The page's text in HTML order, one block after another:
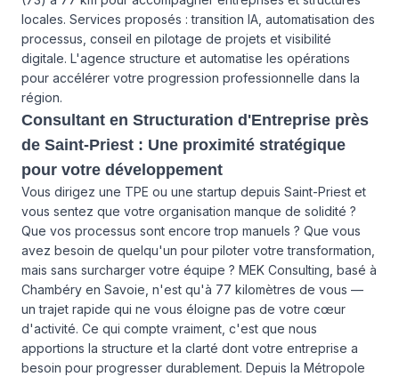
locales. Services proposés : transition IA, automatisation des
processus, conseil en pilotage de projets et visibilité
digitale. L'agence structure et automatise les opérations
pour accélérer votre progression professionnelle dans la
région.
Consultant en Structuration d'Entreprise près
de Saint-Priest : Une proximité stratégique
pour votre développement
Vous dirigez une TPE ou une startup depuis Saint-Priest et
vous sentez que votre organisation manque de solidité ?
Que vos processus sont encore trop manuels ? Que vous
avez besoin de quelqu'un pour piloter votre transformation,
mais sans surcharger votre équipe ? MEK Consulting, basé à
Chambéry en Savoie, n'est qu'à 77 kilomètres de vous —
un trajet rapide qui ne vous éloigne pas de votre cœur
d'activité. Ce qui compte vraiment, c'est que nous
apportions la structure et la clarté dont votre entreprise a
besoin pour progresser durablement. Depuis la Métropole